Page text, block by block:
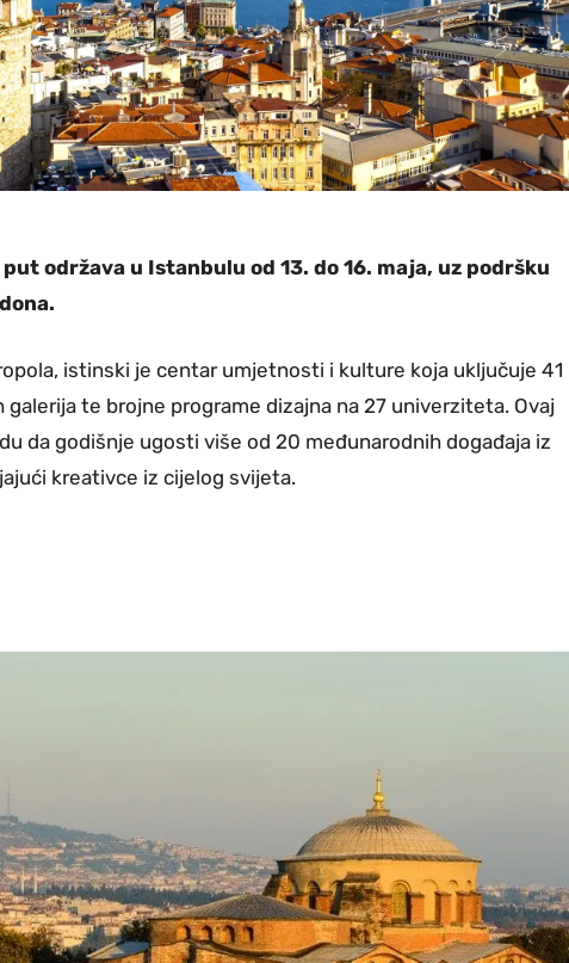
održava u Istanbulu od 13. do 16. maja, uz podršku
istinski je centar umjetnosti i kulture koja uključuje 41
te brojne programe dizajna na 27 univerziteta. Ovaj
da godišnje ugosti više od 20 međunarodnih događaja iz
kreativce iz cijelog svijeta.